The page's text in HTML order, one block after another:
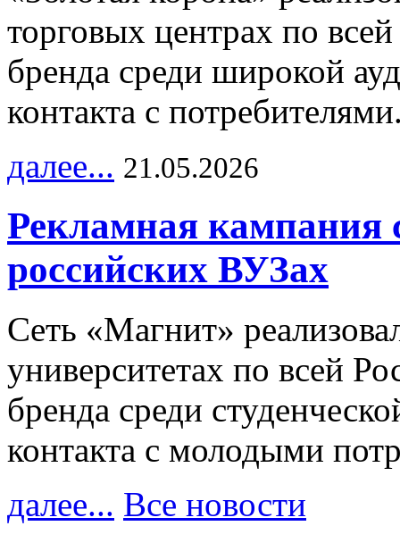
торговых центрах по
бренда среди широкой
контакта с
далее... 21.05.2026
Рекламная кампания
российских ВУЗах
Сеть «Магнит»
университетах по всей
бренда среди
контакта с молодыми
далее... Все новости